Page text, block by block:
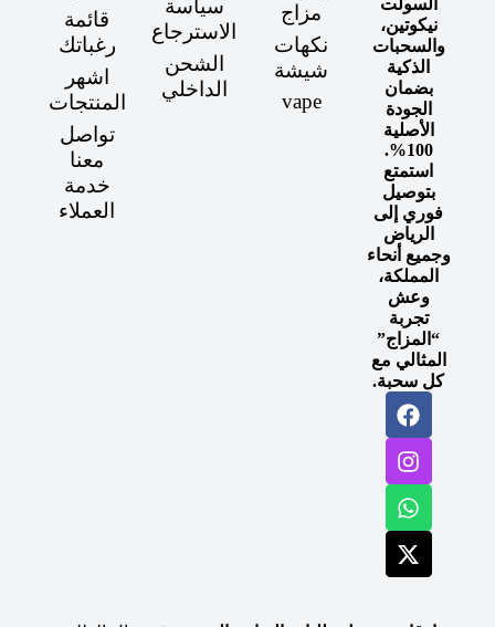
السولت
نيكوتين،
والسحبات
الذكية
بضمان
الجودة
الأصلية
100%.
استمتع
بتوصيل
فوري إلى
الرياض
وجميع أنحاء
المملكة،
وعش
تجربة
“المزاج”
المثالي مع
كل سحبة.
مزاج
نكهات
شيشة
vape
سياسة
الاسترجاع
الشحن
الداخلي
قائمة
رغباتك
اشهر
المنتجات
تواصل
معنا
خدمة
العملاء